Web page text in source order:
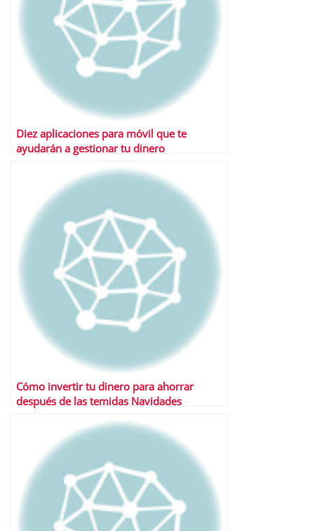
Diez aplicaciones para móvil que te
ayudarán a gestionar tu dinero
Cómo invertir tu dinero para ahorrar
después de las temidas Navidades